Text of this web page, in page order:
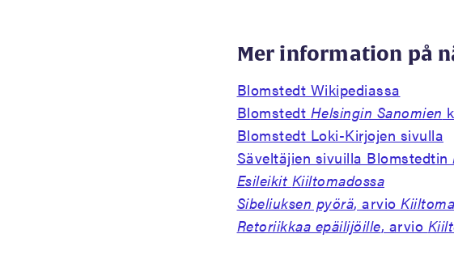
Mer information på
Blomstedt Wikipediassa
Blomstedt Helsingin Sanomien
Blomstedt Loki-Kirjojen sivulla
Säveltäjien sivuilla Blomstedtin
Esileikit Kiiltomadossa
Sibeliuksen pyörä, arvio
Retoriikkaa epäilijöille, arvio